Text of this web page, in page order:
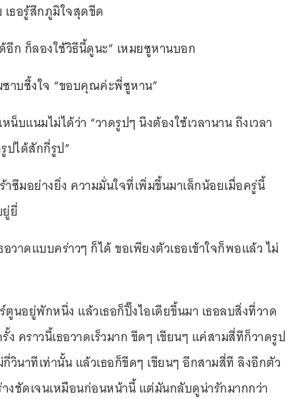
ธอรู้สึกภูมิใจสุดขีด
อีก ก็ลองใช้วิธีนี้ดูนะ” เหมยซูหานบอก
าบซึ้งใจ “ขอบคุณค่ะพี่ซูหาน”
บแนมไม่ได้ว่า “วาดรูปๆ นึงต้องใช้เวลานาน ถึงเวลา
ปได้สักกี่รูป”
ซึมอย่างยิ่ง ความมั่นใจที่เพิ่มขึ้นมาเล็กน้อยเมื่อครู่นี้
ยี่
อวาดแบบคร่าวๆ ก็ได้ ขอเพียงตัวเธอเข้าใจก็พอแล้ว ไม่
นอยู่พักหนึ่ง แล้วเธอก็ปิ๊งไอเดียขึ้นมา เธอลบสิ่งที่วาด
คราวนี้เธอวาดเร็วมาก ขีดๆ เขียนๆ แค่สามสี่ทีก็วาดรูป
วินาทีเท่านั้น แล้วเธอก็ขีดๆ เขียนๆ อีกสามสี่ที ลิงอีกตัว
างชัดเจนเหมือนก่อนหน้านี้ แต่มันกลับดูน่ารักมากกว่า